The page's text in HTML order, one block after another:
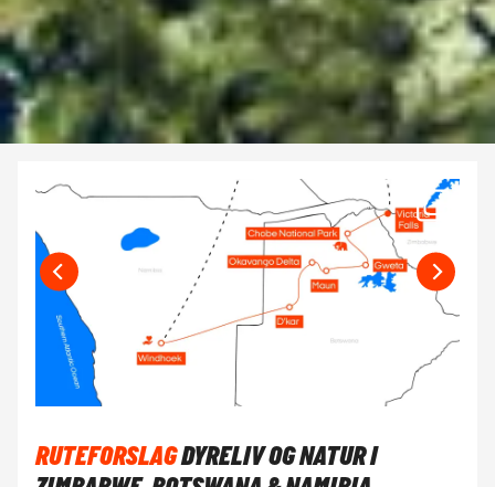
RUTEFORSLAGDYRELIV OG NATUR I